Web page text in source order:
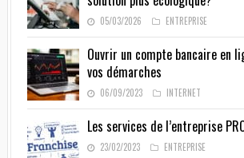
05/03/2026 ENTREPRISE
Ouvrir un compte bancaire en
vos démarches
06/09/2023 INTERNET
Les services de l’entreprise
23/02/2023 ENTREPRISE